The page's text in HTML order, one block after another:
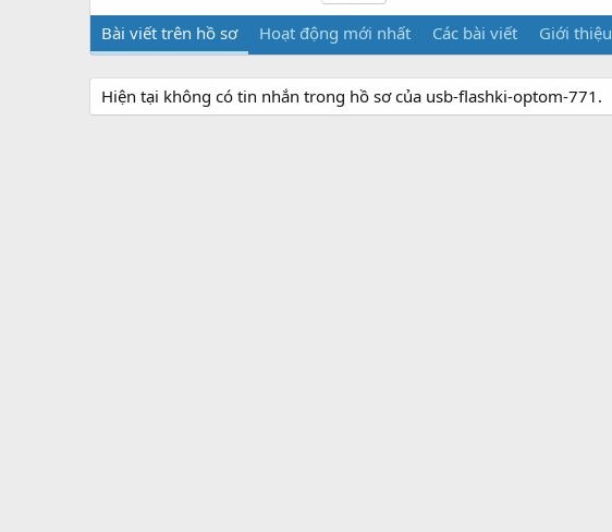
Bài viết trên hồ sơ Hoạt động mới nhất Các bài viết Giới thiệu
Hiện tại không có tin nhắn trong hồ sơ của usb-flashki-optom-771.